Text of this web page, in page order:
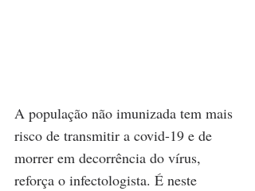
A população não imunizada tem mais
risco de transmitir a covid-19 e de
morrer em decorrência do vírus,
reforça o infectologista. É neste